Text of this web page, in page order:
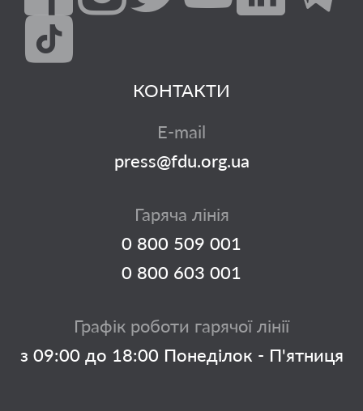
КОНТАКТИ
E-mail
press@fdu.org.ua
Гаряча лінія
0 800 509 001
0 800 603 001
Графік роботи гарячої лінії
з 09:00 до 18:00 Понеділок - П'ятниця